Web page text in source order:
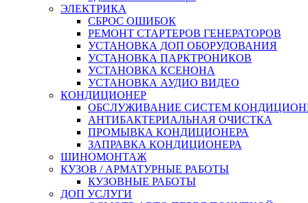
ЭЛЕКТРИКА
СБРОС ОШИБОК
РЕМОНТ СТАРТЕРОВ ГЕНЕРАТОРОВ
УСТАНОВКА ДОП ОБОРУДОВАНИЯ
УСТАНОВКА ПАРКТРОНИКОВ
УСТАНОВКА КСЕНОНА
УСТАНОВКА АУДИО ВИДЕО
КОНДИЦИОНЕР
ОБСЛУЖИВАНИЕ СИСТЕМ
АНТИБАКТЕРИАЛЬНАЯ ОЧИСТКА
ПРОМЫВКА КОНДИЦИОНЕРА
ЗАПРАВКА КОНДИЦИОНЕРА
ШИНОМОНТАЖ
КУЗОВ / АРМАТУРНЫЕ РАБОТЫ
КУЗОВНЫЕ РАБОТЫ
ДОП УСЛУГИ